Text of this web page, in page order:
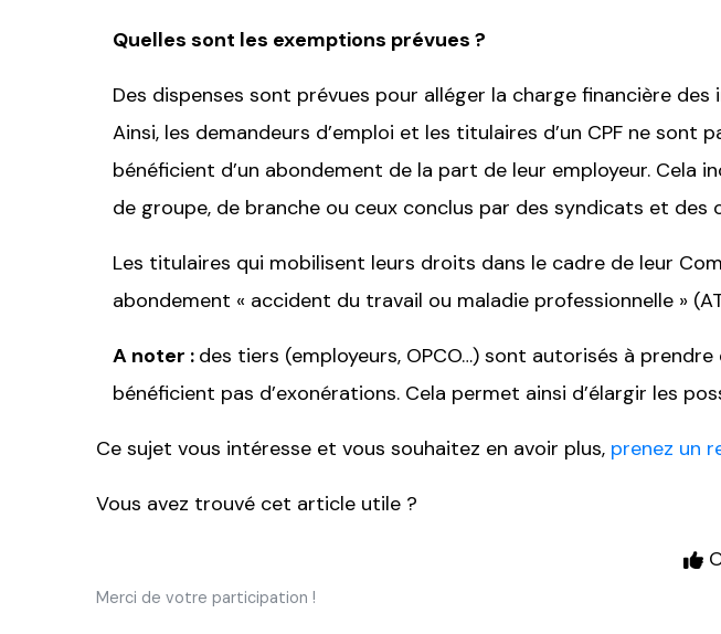
Quelles sont les exemptions prévues ?
Des dispenses sont prévues pour alléger la charge financière
Ainsi, les demandeurs d’emploi et les titulaires d’un CPF ne
bénéficient d’un abondement de la part de leur employeur. Cela
de groupe, de branche ou ceux conclus par des syndicats et
Les titulaires qui mobilisent leurs droits dans le cadre de leur
abondement « accident du travail ou maladie professionnelle »
A noter : des tiers (employeurs, OPCO…) sont autorisés à
bénéficient pas d’exonérations. Cela permet ainsi d’élargir les
Ce sujet vous intéresse et vous souhaitez en avoir plus, prenez un
Vous avez trouvé cet article utile ?
Merci de votre participation !